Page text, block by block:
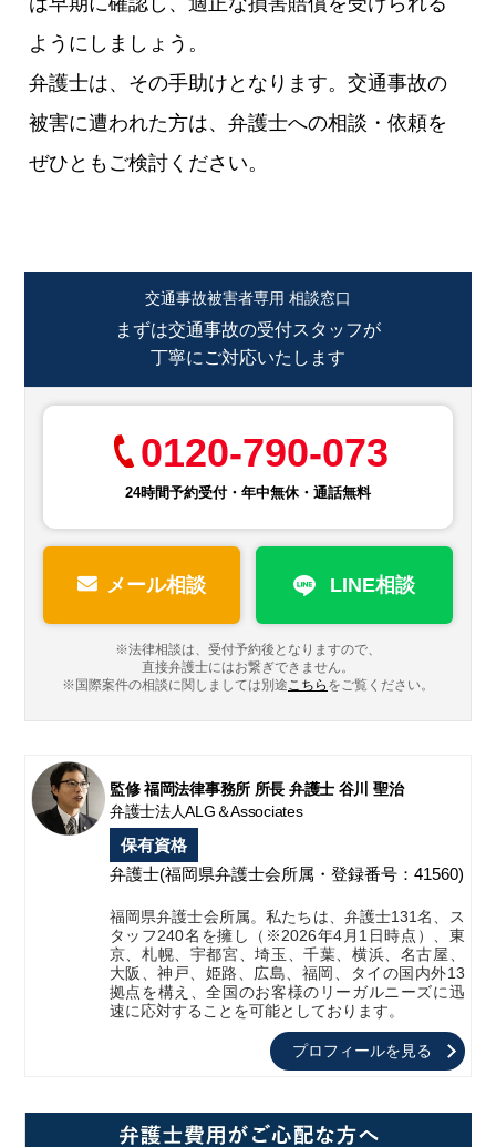
ようにしましょう。
弁護士は、その手助けとなります。交通事故の
被害に遭われた方は、弁護士への相談・依頼を
ぜひともご検討ください。
交通事故被害者専用 相談窓口
まずは交通事故の受付スタッフが
丁寧にご対応いたします
0120-790-073
24時間予約受付・年中無休・通話無料
メール相談 LINE相談
※法律相談は、受付予約後となりますので、
直接弁護士にはお繋ぎできません。
※国際案件の相談に関しましては別途こちら をご覧ください。
監修 福岡法律事務所 所長 弁護士 谷川 聖治
弁護士法人ALG＆Associates
保有資格
弁護士(福岡県弁護士会所属・登録番号：41560)
福岡県弁護士会所属。私たちは、弁護士131名、ス
タッフ240名を擁し（※2026年4月1日時点）、東
京、札幌、宇都宮、埼玉、千葉、横浜、名古屋、
大阪、神戸、姫路、広島、福岡、タイの国内外13
拠点を構え、全国のお客様のリーガルニーズに迅
速に応対することを可能としております。
プロフィールを見る